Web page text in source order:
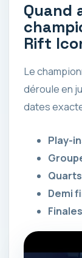
Quand
Rift
Le
déroule en
dates
Play-
Demi
Finales